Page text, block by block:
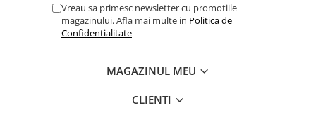
Vreau sa primesc newsletter cu promotiile
magazinului. Afla mai multe in Politica de
Confidentialitate
MAGAZINUL MEU
CLIENTI